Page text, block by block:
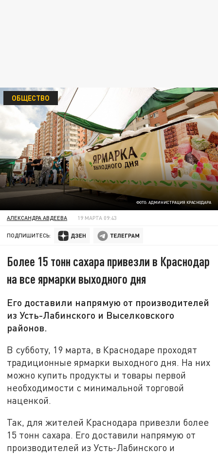
ФОТО: АДМИНИСТРАЦИЯ КРАСНОДАРА
ОБЩЕСТВО
АЛЕКСАНДРА АВДЕЕВА 19 МАРТА 09:43
ПОДПИШИТЕСЬ:
Более 15 тонн сахара привезли в Краснодар
на все ярмарки выходного дня
Его доставили напрямую от производителей
из Усть-Лабинского и Выселковского
районов.
В субботу, 19 марта, в Краснодаре проходят
традиционные ярмарки выходного дня. На них
можно купить продукты и товары первой
необходимости с минимальной торговой
наценкой.
Так, для жителей Краснодара привезли более
15 тонн сахара. Его доставили напрямую от
производителей из Усть-Лабинского и